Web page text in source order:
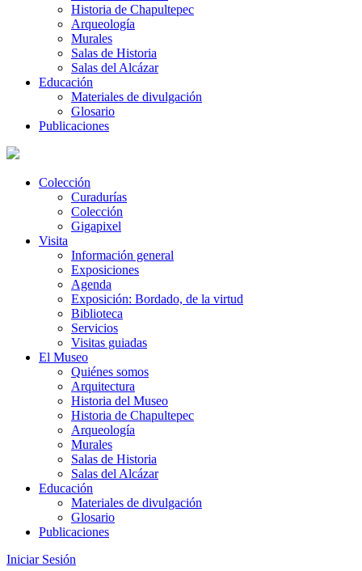
Historia de Chapultepec
Arqueología
Murales
Salas de Historia
Salas del Alcázar
Educación
Materiales de divulgación
Glosario
Publicaciones
Colección
Curadurías
Colección
Gigapixel
Visita
Información general
Exposiciones
Agenda
Exposición: Bordado, de la virtud
Biblioteca
Servicios
Visitas guiadas
El Museo
Quiénes somos
Arquitectura
Historia del Museo
Historia de Chapultepec
Arqueología
Murales
Salas de Historia
Salas del Alcázar
Educación
Materiales de divulgación
Glosario
Publicaciones
Iniciar Sesión